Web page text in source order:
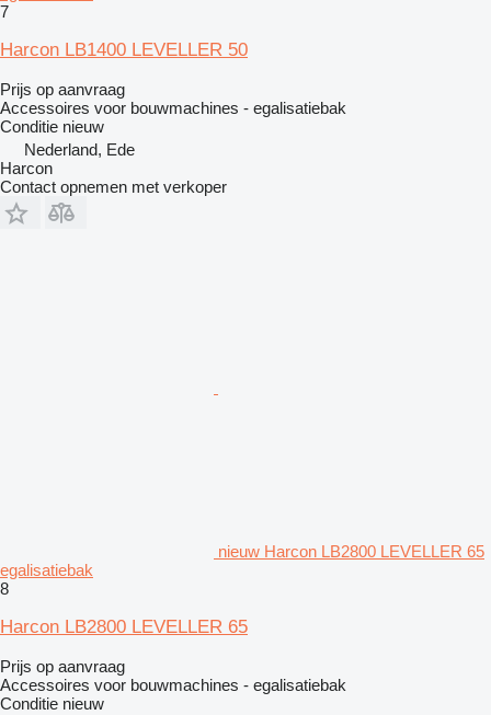
7
Harcon LB1400 LEVELLER 50
Prijs op aanvraag
Accessoires voor bouwmachines - egalisatiebak
Conditie nieuw
Nederland, Ede
Harcon
Contact opnemen met verkoper
nieuw Harcon LB2800 LEVELLER 65
egalisatiebak
8
Harcon LB2800 LEVELLER 65
Prijs op aanvraag
Accessoires voor bouwmachines - egalisatiebak
Conditie nieuw